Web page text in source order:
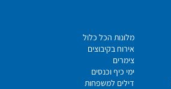
מלונות הכל כלול
אירוח בקיבוצים
צימרים
ימי כיף וכנסים
דילים למשפחות